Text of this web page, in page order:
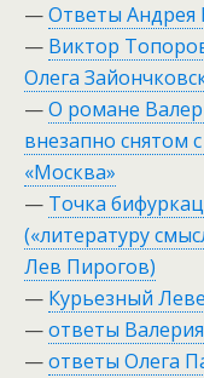
—Ответы Андрея
— Виктор
Олега
—О романе
внезапно снятом
«Москва»
— Точка
(«литературу
Лев Пирогов)
— Курьезный
—ответы
—ответы Олега